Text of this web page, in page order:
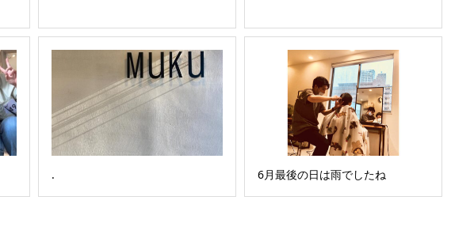
. 6月最後の日は雨でしたね